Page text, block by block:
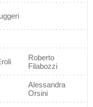
Roberto
Filabozzi
Alessandra
Orsini